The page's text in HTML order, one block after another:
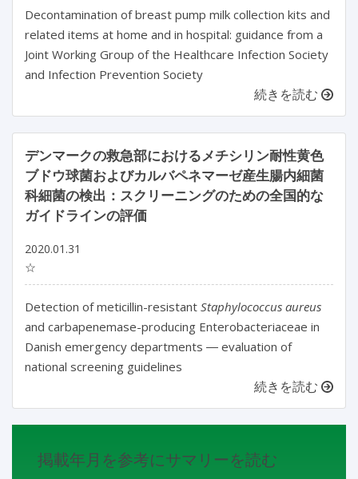
Decontamination of breast pump milk collection kits and
related items at home and in hospital: guidance from a
Joint Working Group of the Healthcare Infection Society
and Infection Prevention Society
続きを読む
デンマークの救急部におけるメチシリン耐性黄色
ブドウ球菌およびカルバペネマーゼ産生腸内細菌
科細菌の検出：スクリーニングのための全国的な
ガイドラインの評価
2020.01.31
☆
Detection of meticillin-resistant Staphylococcus aureus
and carbapenemase-producing Enterobacteriaceae in
Danish emergency departments ― evaluation of
national screening guidelines
続きを読む
掲載年月を参考にサマリーを読む